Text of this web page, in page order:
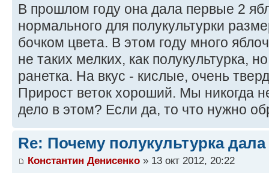
В прошлом году она дала первые 2
нормального для полукультурки
бочком цвета. В этом году много
не таких мелких, как полукультурка,
ранетка. На вкус - кислые, очень
Прирост веток хороший. Мы никогда
дело в этом? Если да, то что нужно
Re: Почему полукультурка
Константин Денисенко » 13 окт 2012, 20:22